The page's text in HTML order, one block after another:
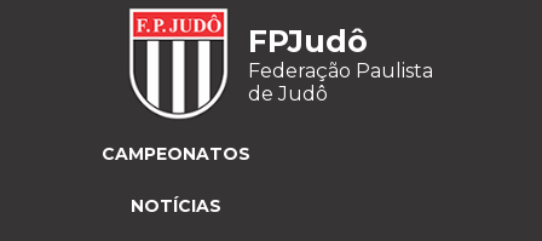
FPJudô
Federação Paulista
de Judô
CAMPEONATOS
NOTÍCIAS